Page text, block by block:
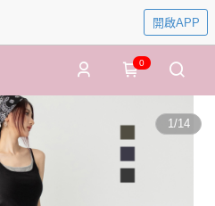
開啟APP
0
1/14